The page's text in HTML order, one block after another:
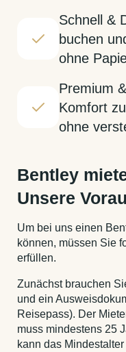
Schnell &
buchen
ohne
Premium
Komfort
ohne
Bentley
Unsere
Um bei uns einen
können, müssen Sie
erfüllen.
Zunächst brauchen
und ein
Reisepass). Der
muss mindestens 25
kann das